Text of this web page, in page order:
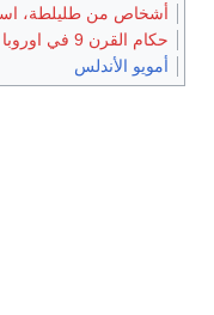
أشخاص من طليلطة،
حكام القرن 9 في اوروبا
أمويو الأندلس